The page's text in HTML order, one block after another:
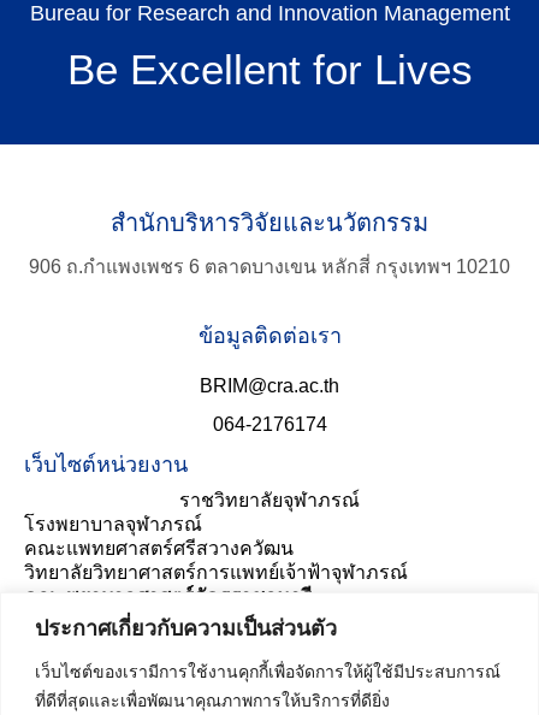
ประกาศเกี่ยวกับความเป็นส่วนตัว
เว็บไซต์ของเรามีการใช้งานคุกกี้เพื่อจัดการให้ผู้ใช้มีประสบการณ์
ที่ดีที่สุดและเพื่อพัฒนาคุณภาพการให้บริการที่ดียิ่ง
Search
Bureau for Research and Innovation Management
Be Excellent for Lives
สำนักบริหารวิจัยและนวัตกรรม
906 ถ.กำแพงเพชร 6 ตลาดบางเขน หลักสี่ กรุงเทพฯ 10210
ข้อมูลติดต่อเรา
BRIM@cra.ac.th
064-2176174
เว็บไซต์หน่วยงาน
ราชวิทยาลัยจุฬาภรณ์
โรงพยาบาลจุฬาภรณ์
คณะแพทยศาสตร์ศรีสวางควัฒน
วิทยาลัยวิทยาศาสตร์การแพทย์เจ้าฟ้าจุฬาภรณ์
คณะพยาบาลศาสตร์อัครราชกุมารี
ประเมินความพึงพอใจ